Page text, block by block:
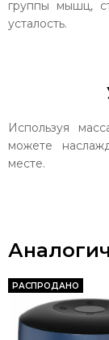
группы мышц,
усталость.
Используя
можете
месте.
РАСПРОДАНО